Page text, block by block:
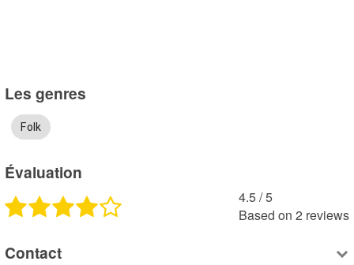
Les genres
Folk
Évaluation
4.5 /5
Based on 2 reviews
Contact